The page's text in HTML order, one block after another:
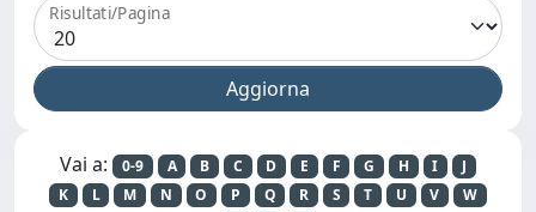
Risultati/Pagina
Vai a: 0-9 A B C D E F G H I
J
K
L M N O P Q R S T U V
W